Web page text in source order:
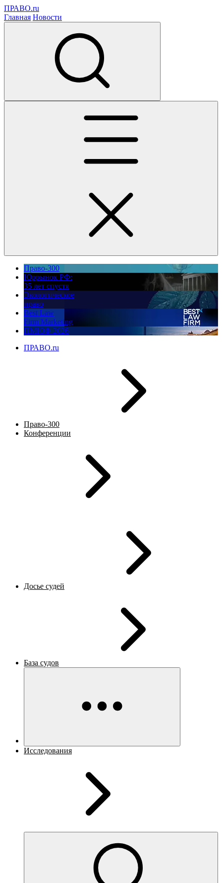
ПРАВО.ru
Главная Новости
Право-300
Юррынок РФ:
35 лет спустя
Экологическое
право
Best Law
Firm Marketing
ПМЮФ 2026
ПРАВО.ru
Право-300
Конференции
Досье судей
База судов
Исследования